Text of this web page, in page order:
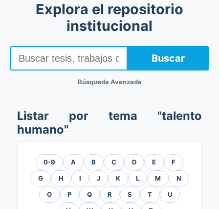
Explora el repositorio
institucional
Buscar
Búsqueda Avanzada
Listar por tema "talento
humano"
0-9 A B C D E F
G H I J K L M N
O P Q R S T U